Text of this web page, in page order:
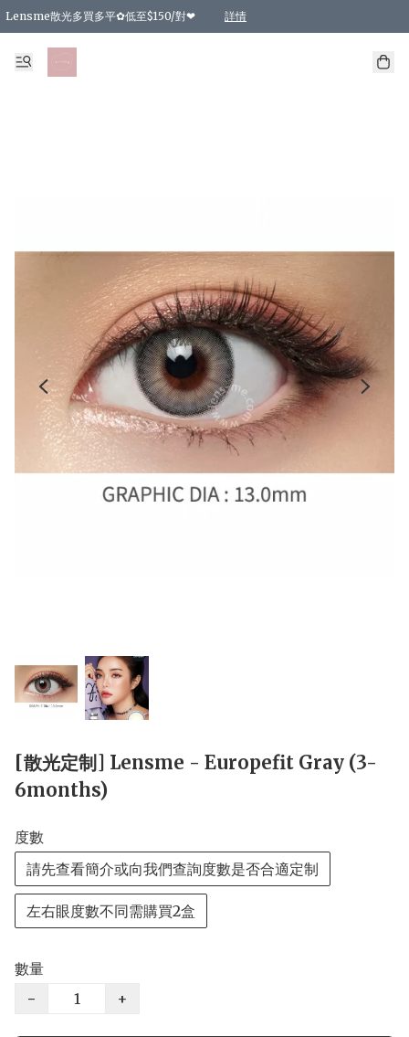
Lensme散光多買多平✿低至$150/對❤ 詳情
台灣Karacon⁩✧日拋 特價清貨❁⃘
日本韓國多款日/月拋現貨☼ 特價❤︎數量有限 售完即止
🇰🇷韓國多款月拋現貨 特價兩對$99✿數量有限 售完即止♫
精選商品，任選買2件或以上9 折；買4件或以上85 折；買6件或以上8 折
精選商品，任選買2件HKD 140.00；買4件HKD 260.00
精選商品，任選買2件HKD 190.00；買4件HKD 360.00
精選商品，任選買2件HKD 110.00；買4件HKD 180.00
精選商品，任選買2件HKD 170.00；買4件HKD 320.00
精選商品，任選買2件或以上減HKD 148.00
精選商品，任選買2件或以上減HKD 148.00
精選商品，任選買2件或以上95 折；買4件或以上9 折；買6件或以上85 折；買8件
精選商品，任選買12件或以上87 折
精選商品，任選買2件或以上減HKD 16.00；買4件或以上減HKD 32.00；買6
精選商品，任選買2件或以上95 折；買4件或以上9 折；買8件或以上85 折；買12
購物滿 HKD 800.00即享免運費優惠！（適用於 特定的送貨方式 )
[散光定制] Lensme - Europefit Gray (3-
6months)
度數
請先查看簡介或向我們查詢度數是否合適定制
左右眼度數不同需購買2盒
數量
−
+